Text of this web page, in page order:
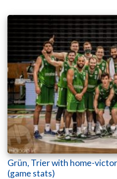
Grün, Trier with home-
(game stats)